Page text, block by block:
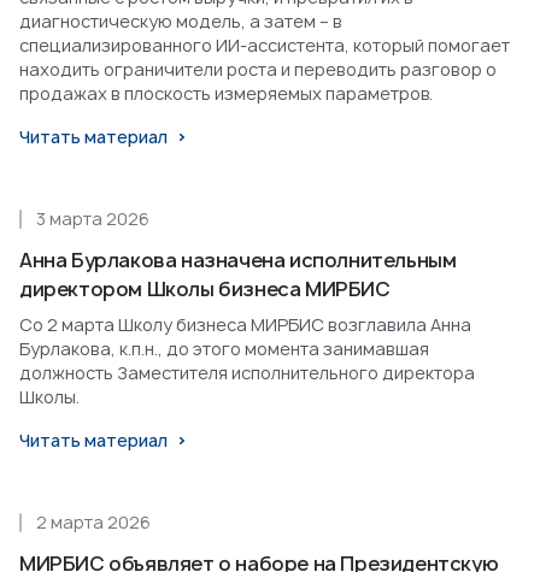
диагностическую модель, а затем – в
специализированного ИИ-ассистента, который помогает
находить ограничители роста и переводить разговор о
продажах в плоскость измеряемых параметров.
Читать материал
Анна Бурлакова назначена исполнительным
директором Школы бизнеса МИРБИС
3 марта 2026
Со 2 марта Школу бизнеса МИРБИС возглавила Анна
Бурлакова, к.п.н., до этого момента занимавшая
должность Заместителя исполнительного директора
Школы.
Читать материал
МИРБИС объявляет о наборе на Президентскую
2 марта 2026